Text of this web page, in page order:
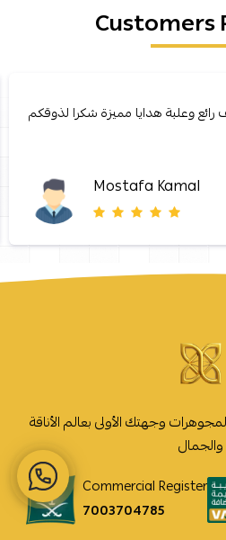
Customers
وعلبة هدايا مميزة شكرا لذوقكم
Mostafa Kamal
وجهتك الأولى بعالم الأناقة
والجمال
Commercial Register
7003704785